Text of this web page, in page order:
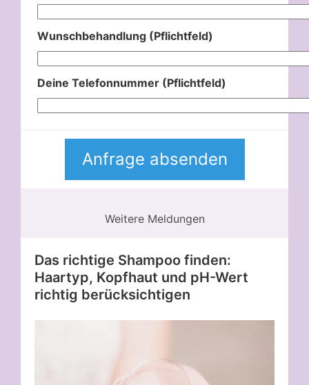
Wunschbehandlung (Pflichtfeld)
Deine Telefonnummer (Pflichtfeld)
Weitere Meldungen
Das richtige Shampoo finden:
Haartyp, Kopfhaut und pH-Wert
richtig berücksichtigen